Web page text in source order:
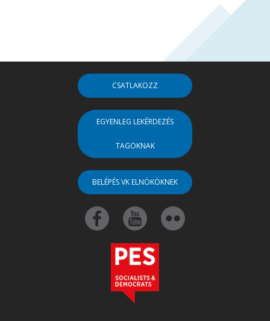
CSATLAKOZZ
EGYENLEG LEKÉRDEZÉS
TAGOKNAK
BELÉPÉS VK ELNÖKÖKNEK